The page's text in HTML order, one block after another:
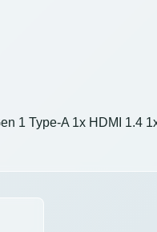
1 Type-A 1x HDMI 1.4